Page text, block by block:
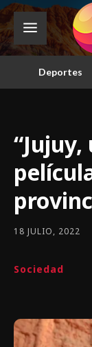
Deportes
18 JULIO, 2022
Sociedad